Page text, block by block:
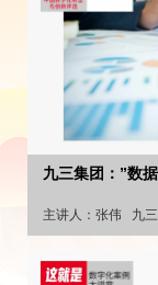
九三集团：”数
主讲人： 张伟 九